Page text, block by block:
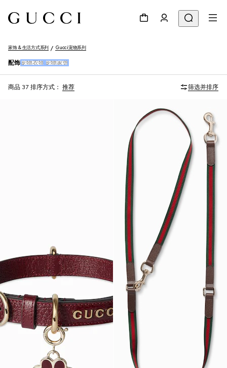
家饰 & 生活方式系列 Gucci宠物系列
配饰 宠物衣物 宠物家饰
商品 37 排序方式： 推荐 筛选并排序